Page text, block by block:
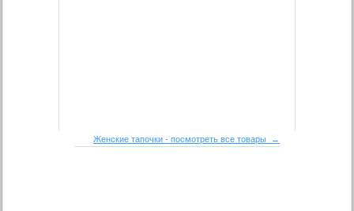
Женские тапочки - посмотреть все товары →